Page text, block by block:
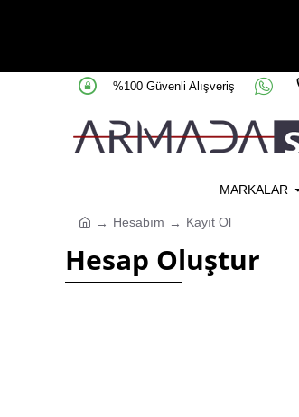
%100 Güvenli Alışveriş
MARKALAR
Hesabım Kayıt Ol
Hesap Oluştur